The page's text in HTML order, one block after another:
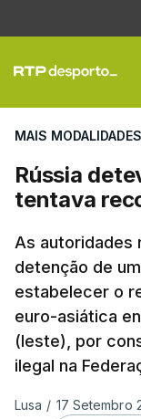
MAIS MODALIDADES
Rússia
tentava
As autoridades
detenção de
estabelecer o
euro-asiática
(leste), por
ilegal na
Lusa / 17 Setembro